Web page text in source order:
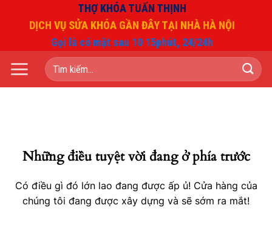
dung
THỢ KHÓA TUẤN THỊNH
DỊCH VỤ SỬA KHÓA GẦN ĐÂY TẠI NHÀ HÀ NỘI
Gọi là có mặt sau 10 15phút, 24/24h
Tìm
kiếm:
Những điều tuyệt vời đang ở phía trước
Có điều gì đó lớn lao đang được ấp ủ! Cửa hàng của
chúng tôi đang được xây dựng và sẽ sớm ra mắt!